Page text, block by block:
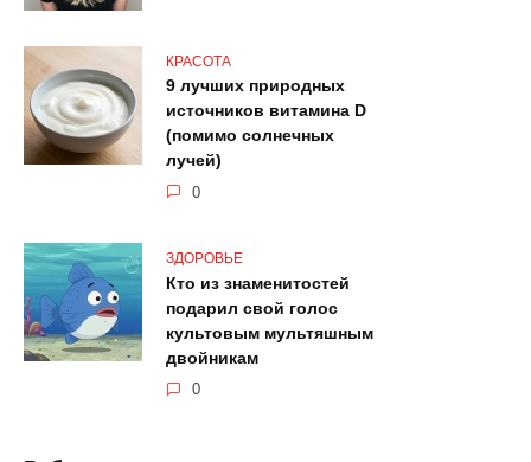
КРАСОТА
9 лучших природных
источников витамина D
(помимо солнечных
лучей)
0
ЗДОРОВЬЕ
Кто из знаменитостей
подарил свой голос
культовым мультяшным
двойникам
0